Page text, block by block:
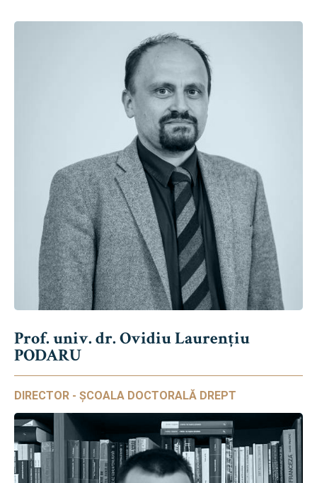
Prof. univ. dr. Ovidiu Laurențiu
PODARU
DIRECTOR - ȘCOALA DOCTORALĂ DREPT